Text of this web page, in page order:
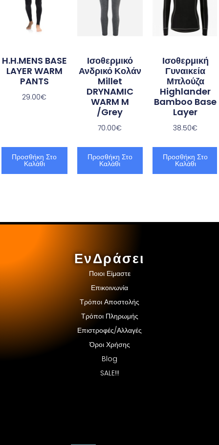
H.H.MENS BASE
LAYER WARM
PANTS
29.00€
Προσθήκη Στο
Καλάθι
Ισοθερμικό
Ανδρικό Κολάν
Millet
DRYNAMIC
WARM M
/Grey
70.00€
Προσθήκη Στο
Καλάθι
Ισοθερμική
Γυναικεία
Μπλούζα
Highlander
Bamboo Base
Layer
38.50€
Προσθήκη Στο
Καλάθι
ΕνΔράσει
Ποιοι Είμαστε
Επικοινωνία
Τρόποι Αποστολής
Τρόποι Πληρωμής
Επιστροφές/Αλλαγές
Όροι Χρήσης
Blog
SALE!!!